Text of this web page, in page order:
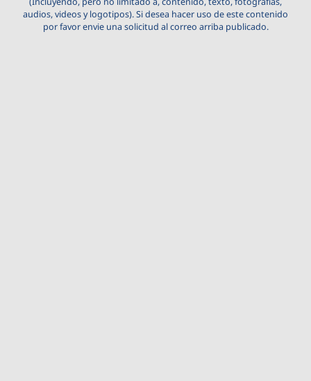
audios, videos y logotipos). Si desea hacer uso de este contenido
por favor envie una solicitud al correo arriba publicado.